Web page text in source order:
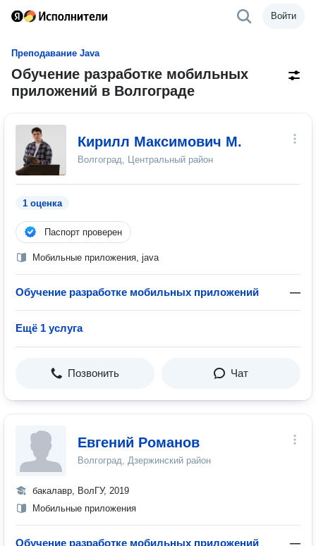
Войти
Преподавание Java
Обучение разработке мобильных
приложений в Волгограде
Кирилл Максимович М.
Волгоград, Центральный район
1 оценка
Паспорт проверен
Мобильные приложения, java
Обучение разработке мобильных приложений —
Ещё 1 услуга
Позвонить Чат
Евгений Романов
Волгоград, Дзержинский район
бакалавр, ВолГУ, 2019
Мобильные приложения
Обучение разработке мобильных приложений —